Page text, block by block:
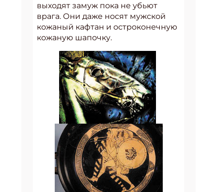
выходят замуж пока не убьют
врага. Они даже носят мужской
кожаный кафтан и остроконечную
кожаную шапочку.